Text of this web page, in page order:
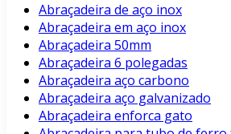
Abraçadeira de aço inox
Abraçadeira em aço inox
Abraçadeira 50mm
Abraçadeira 6 polegadas
Abraçadeira aço carbono
Abraçadeira aço galvanizado
Abraçadeira enforca gato